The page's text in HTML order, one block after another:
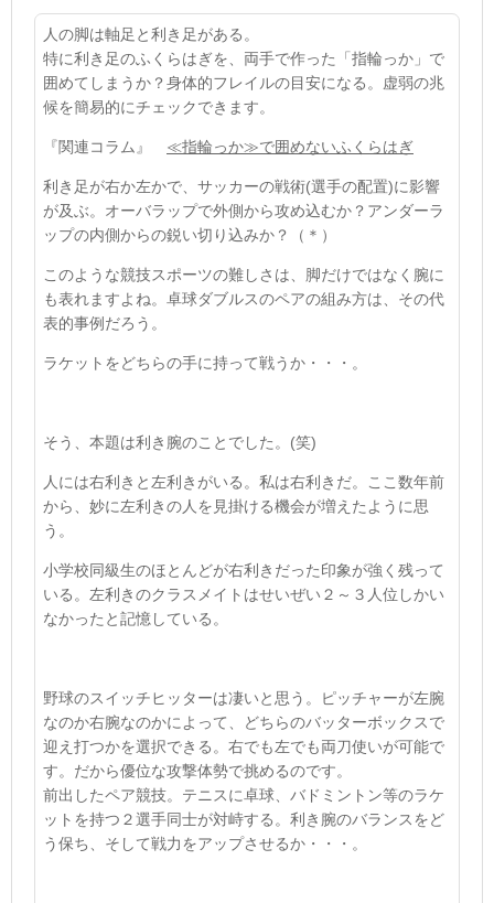
人の脚は軸足と利き足がある。
特に利き足のふくらはぎを、両手で作った「指輪っか」で
囲めてしまうか？身体的フレイルの目安になる。虚弱の兆
候を簡易的にチェックできます。
『関連コラム』 ≪指輪っか≫で囲めないふくらはぎ
利き足が右か左かで、サッカーの戦術(選手の配置)に影響
が及ぶ。オーバラップで外側から攻め込むか？アンダーラ
ップの内側からの鋭い切り込みか？
（＊）
このような競技スポーツの難しさは、脚だけではなく腕に
も表れますよね。卓球ダブルスのペアの組み方は、その代
表的事例だろう。
ラケットをどちらの手に持って戦うか・・・。
そう、本題は利き腕のことでした。 (笑)
人には右利きと左利きがいる。私は右利きだ。ここ数年前
から、妙に左利きの人を見掛ける機会が増えたように思
う。
小学校同級生のほとんどが右利きだった印象が強く残って
いる。左利きのクラスメイトはせいぜい２～３人位しかい
なかったと記憶している。
野球のスイッチヒッターは凄いと思う。ピッチャーが左腕
なのか右腕なのかによって、どちらのバッターボックスで
迎え打つかを選択できる。右でも左でも両刀使いが可能で
す。だから優位な攻撃体勢で挑めるのです。
前出したペア競技。テニスに卓球、バドミントン等のラケ
ットを持つ２選手同士が対峙する。利き腕のバランスをど
う保ち、そして戦力をアップさせるか・・・。